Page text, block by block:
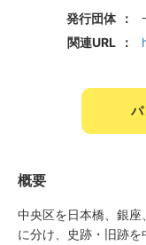
発行団体
関連URL
概要
中央区を日本橋、銀
に分け、史跡・旧跡